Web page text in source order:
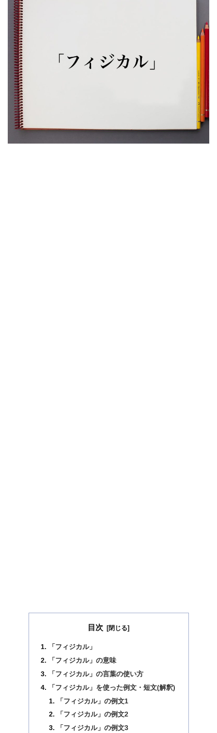
目次
「フィジカル」
「フィジカル」の意味
「フィジカル」の言葉の使い方
「フィジカル」を使った例文・短文(解釈)
「フィジカル」の例文1
「フィジカル」の例文2
「フィジカル」の例文3